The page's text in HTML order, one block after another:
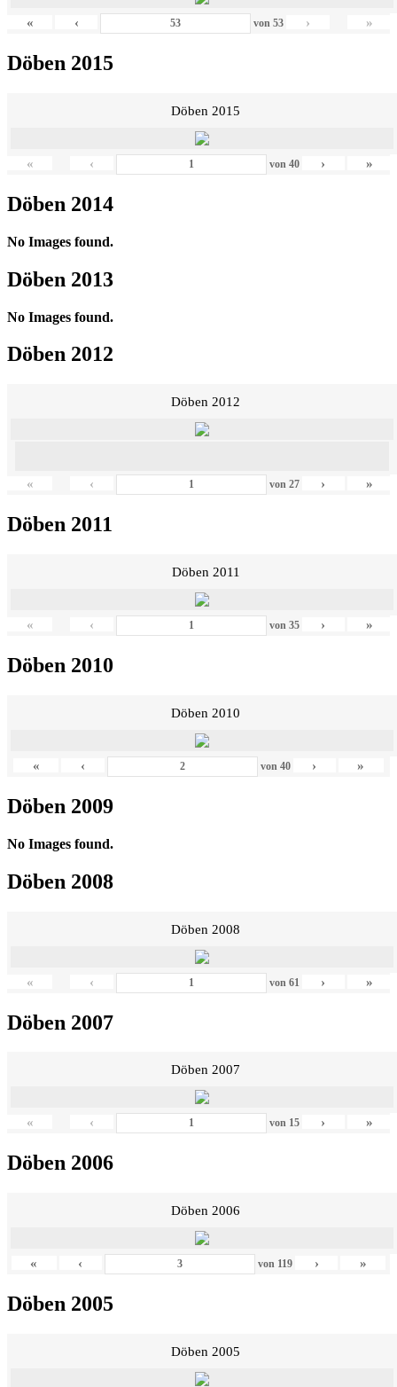
« ‹ von53 › »
Döben 2015
Döben 2015
« ‹ von 40 › »
Döben 2014
No Images found.
Döben 2013
No Images found.
Döben 2012
Döben 2012
« ‹ von 27 › »
Döben 2011
Döben 2011
« ‹ von 35 › »
Döben 2010
Döben 2010
« ‹ von 40 › »
Döben 2009
No Images found.
Döben 2008
Döben 2008
« ‹ von 61 › »
Döben 2007
Döben 2007
« ‹ von 15 › »
Döben 2006
Döben 2006
« ‹ von 119 › »
Döben 2005
Döben 2005